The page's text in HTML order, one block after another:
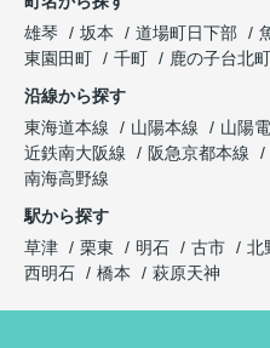
雄琴
坂本 道場町日下部
東園田町
千町 鹿の子台北町
沿線から探す
東海道本線
山陽本線 山陽
近鉄南大阪線
阪急京都本線
南海高野線
駅から探す
草津
栗東 明石 古市 北
西明石
橋本 萩原天神